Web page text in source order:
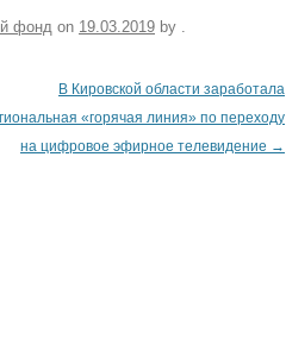
фонд on 19.03.2019 by .
В Кировской области заработала
«горячая линия» по переходу
на цифровое эфирное телевидение →